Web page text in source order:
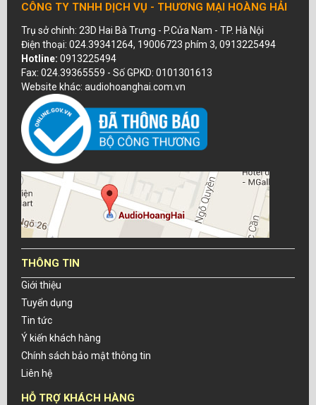
CÔNG TY TNHH DỊCH VỤ - THƯƠNG MẠI HOÀNG HẢI
Trụ sở chính: 23D Hai Bà Trưng - P.Cửa Nam - TP. Hà Nội
Điện thoại: 024.39341264, 19006723 phím 3, 0913225494
Hotline: 0913225494
Fax: 024.39365559 - Số GPKD: 0101301613
Website khác: audiohoanghai.com.vn
THÔNG TIN
Giới thiệu
Tuyển dụng
Tin tức
Ý kiến khách hàng
Chính sách bảo mật thông tin
Liên hệ
HỖ TRỢ KHÁCH HÀNG